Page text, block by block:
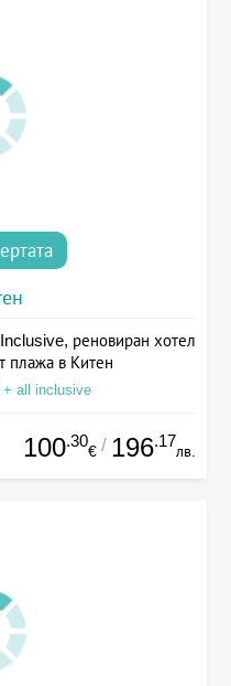
реновиран хотел
плажа в Китен
+ all inclusive
100.30
€ / 196.17
лв.